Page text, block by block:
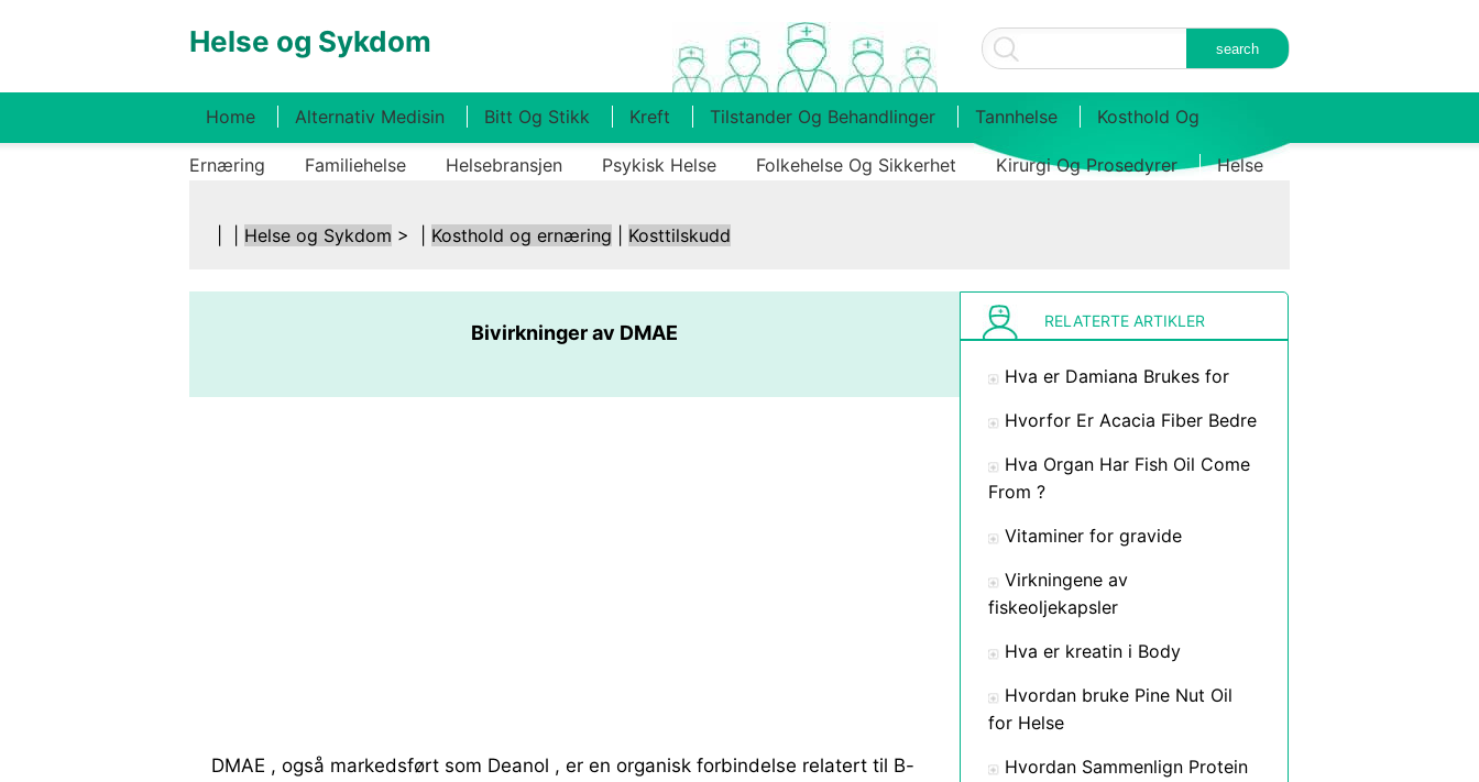
Helse og Sykdom
Home Alternativ Medisin Bitt Og Stikk Kreft Tilstander Og Behandlinger Tannhelse Kosthold Og
Ernæring Familiehelse Helsebransjen Psykisk Helse Folkehelse Og Sikkerhet Kirurgi Og Prosedyrer Helse
Helse og Sykdom > | Kosthold og ernæring Kosttilskudd
Bivirkninger av DMAE
DMAE , også markedsført som Deanol , er en organisk forbindelse relatert til B-
RELATERTE ARTIKLER
Hva er Damiana Brukes for
Hvorfor Er Acacia Fiber Bedre
Hva Organ Har Fish Oil Come
From ?
Vitaminer for gravide
Virkningene av
fiskeoljekapsler
Hva er kreatin i Body
Hvordan bruke Pine Nut Oil
for Helse
Hvordan Sammenlign Protein